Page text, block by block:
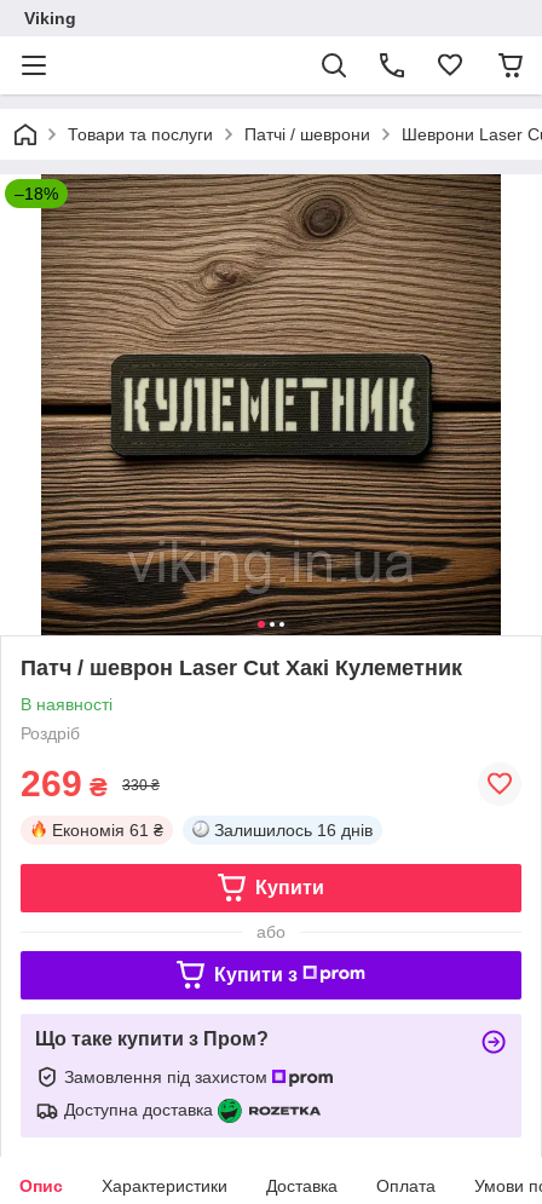
Viking
Товари та послуги Патчі / шеврони Шеврони Laser
–18%
Патч / шеврон Laser Cut Хакі Кулеметник
В наявності
Роздріб
269 ₴ 330 ₴
Економія 61 ₴ Залишилось 16 днів
Купити
або
Купити з
Що таке купити з Пром?
Замовлення під захистом
Доступна доставка
Опис Характеристики Доставка Оплата Умови